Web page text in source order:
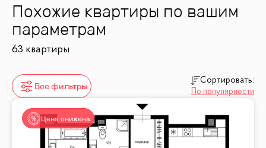
Похожие квартиры по вашим
параметрам
63 квартиры
Все фильтры
Сортировать:
По популярности
Цена снижена